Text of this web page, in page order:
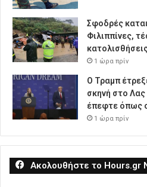
Σφοδρές
Φιλιππίνες,
1 ώρα πρίν
Ο Τραμπ
σκηνή στο
έπεφτε όπως
1 ώρα πρίν
Ακολουθήστε το Hours.gr